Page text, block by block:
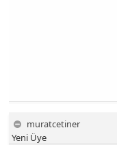
muratcetiner
Yeni Üye